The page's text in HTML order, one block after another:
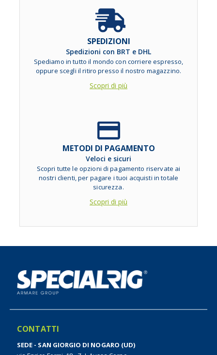
SPEDIZIONI
Spedizioni con BRT e DHL
Spediamo in tutto il mondo con corriere espresso,
oppure scegli il ritiro presso il nostro magazzino.
Scopri di più
METODI DI PAGAMENTO
Veloci e sicuri
Scopri tutte le opzioni di pagamento riservate ai
nostri clienti, per pagare i tuoi acquisti in totale
sicurezza.
Scopri di più
CONTATTI
SEDE - SAN GIORGIO DI NOGARO (UD)